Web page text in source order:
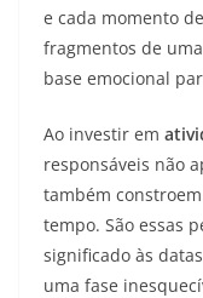
e cada momento
fragmentos de
base emocional
Ao investir em
responsáveis não
também
tempo. São essas
significado às
uma fase